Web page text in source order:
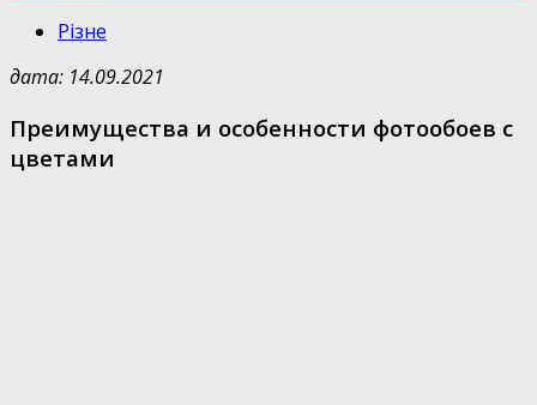
Різне
дата: 14.09.2021
Преимущества и особенности фотообоев с
цветами